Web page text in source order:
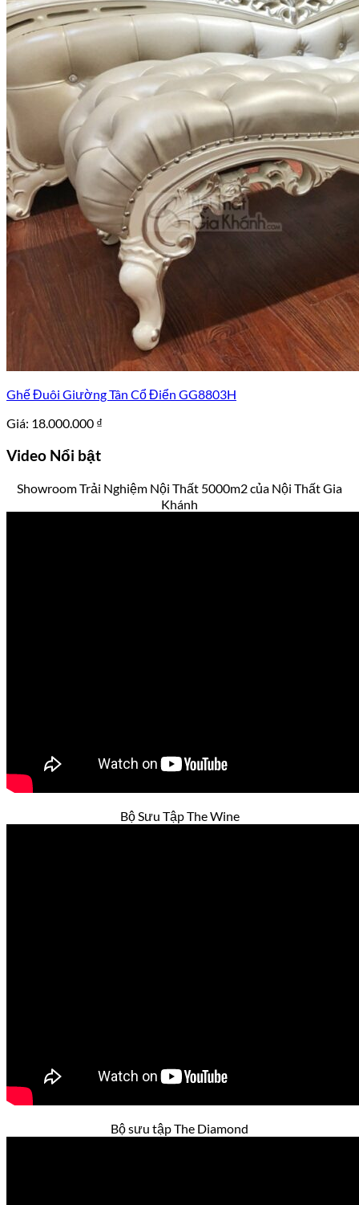
Ghế Đuôi Giường Tân Cổ Điển GG8803H
Giá: 18.000.000 ₫
Video Nổi bật
Showroom Trải Nghiệm Nội Thất 5000m2 của Nội Thất Gia
Khánh
Bộ Sưu Tập The Wine
Bộ sưu tập The Diamond